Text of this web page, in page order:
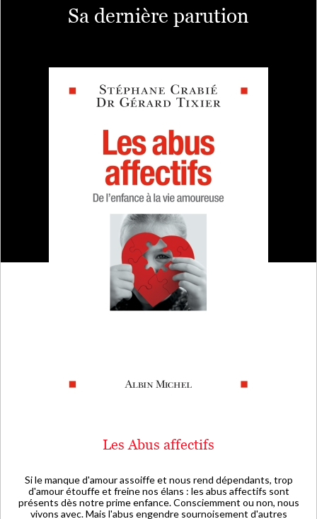
Sa dernière parution
Les Abus affectifs
Si le manque d'amour assoiffe et nous rend dépendants, trop
d'amour étouffe et freine nos élans : les abus affectifs sont
présents dès notre prime enfance. Consciemment ou non, nous
vivons avec. Mais l'abus engendre sournoisement d'autres